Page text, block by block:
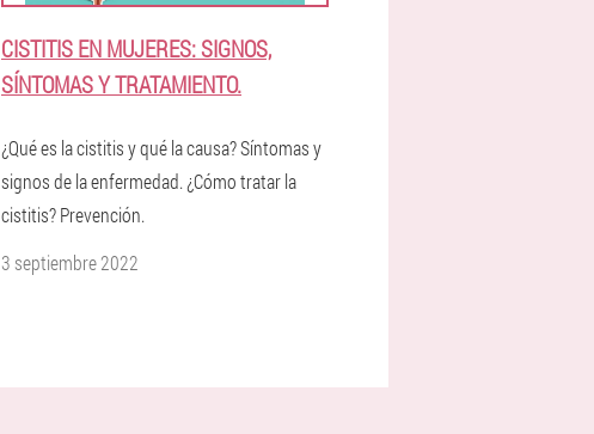
CISTITIS EN MUJERES: SIGNOS,
SÍNTOMAS Y TRATAMIENTO.
¿Qué es la cistitis y qué la causa? Síntomas y
signos de la enfermedad. ¿Cómo tratar la
cistitis? Prevención.
3 septiembre 2022